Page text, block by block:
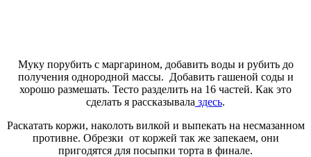
Муку порубить с маргарином, добавить воды и рубить до
получения однородной массы. Добавить гашеной соды и
хорошо размешать. Тесто разделить на 16 частей. Как это
сделать я рассказывала здесь.
Раскатать коржи, наколоть вилкой и выпекать на несмазанном
противне. Обрезки от коржей так же запекаем, они
пригодятся для посыпки торта в финале.